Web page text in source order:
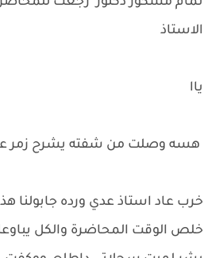
الاستاذ
ياا
هسه وصلت من شفته يشرح زمر
خرب عاد استاذ عدي ورده جابولنا
خلص الوقت المحاضرة والكل